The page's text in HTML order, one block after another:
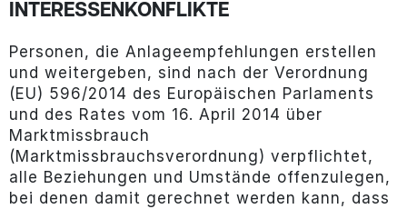
INTERESSENKONFLIKTE
Personen, die Anlageempfehlungen erstellen
und weitergeben, sind nach der Verordnung
(EU) 596/2014 des Europäischen Parlaments
und des Rates vom 16. April 2014 über
Marktmissbrauch
(Marktmissbrauchsverordnung) verpflichtet,
alle Beziehungen und Umstände offenzulegen,
bei denen damit gerechnet werden kann, dass